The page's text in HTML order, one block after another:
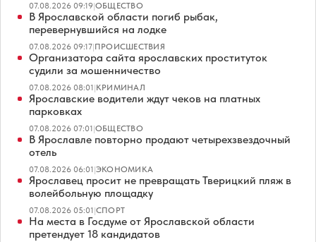
07.08.2026 09:19|ОБЩЕСТВО
В Ярославской области погиб рыбак,
перевернувшийся на лодке
07.08.2026 09:17|ПРОИСШЕСТВИЯ
Организатора сайта ярославских проституток
судили за мошенничество
07.08.2026 08:01|КРИМИНАЛ
Ярославские водители ждут чеков на платных
парковках
07.08.2026 07:01|ОБЩЕСТВО
В Ярославле повторно продают четырехзвездочный
отель
07.08.2026 06:01|ЭКОНОМИКА
Ярославец просит не превращать Тверицкий пляж в
волейбольную площадку
07.08.2026 05:01|СПОРТ
На места в Госдуме от Ярославской области
претендует 18 кандидатов